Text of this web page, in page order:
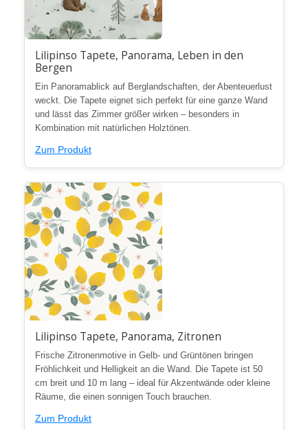
Lilipinso Tapete, Panorama, Leben in den
Bergen
Ein Panoramablick auf Berglandschaften, der Abenteuerlust
weckt. Die Tapete eignet sich perfekt für eine ganze Wand
und lässt das Zimmer größer wirken – besonders in
Kombination mit natürlichen Holztönen.
Zum Produkt
Lilipinso Tapete, Panorama, Zitronen
Frische Zitronenmotive in Gelb- und Grüntönen bringen
Fröhlichkeit und Helligkeit an die Wand. Die Tapete ist 50
cm breit und 10 m lang – ideal für Akzentwände oder kleine
Räume, die einen sonnigen Touch brauchen.
Zum Produkt